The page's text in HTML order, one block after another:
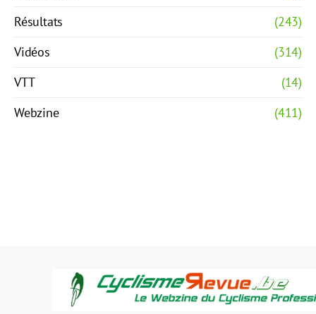
Résultats
(243)
Vidéos
(314)
VTT
(14)
Webzine
(411)